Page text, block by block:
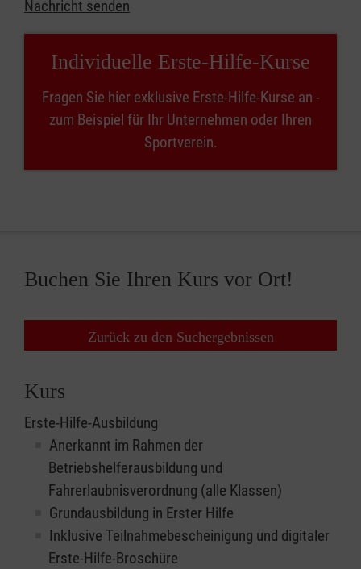
Nachricht senden
Individuelle Erste-Hilfe-Kurse
Fragen Sie hier exklusive Erste-Hilfe-Kurse an -
zum Beispiel für Ihr Unternehmen oder Ihren
Sportverein.
Buchen Sie Ihren Kurs vor Ort!
Zurück zu den Suchergebnissen
Kurs
Erste-Hilfe-Ausbildung
Anerkannt im Rahmen der
Betriebshelferausbildung und
Fahrerlaubnisverordnung (alle Klassen)
Grundausbildung in Erster Hilfe
Inklusive Teilnahmebescheinigung und digitaler
Erste-Hilfe-Broschüre